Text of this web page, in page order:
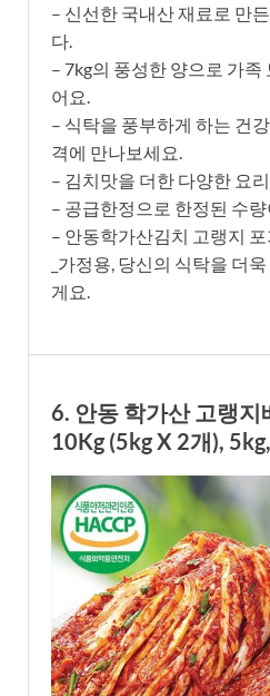
– 신선한 국내산 재료로 만
다.
– 7kg의 풍성한 양으로 가족
어요.
– 식탁을 풍부하게 하는 건
격에 만나보세요.
– 김치맛을 더한 다양한 요
– 공급한정으로 한정된 수
– 안동학가산김치 고랭지
_가정용, 당신의 식탁을 더
게요.
6. 안동 학가산 고랭지
10Kg (5kg X 2개),